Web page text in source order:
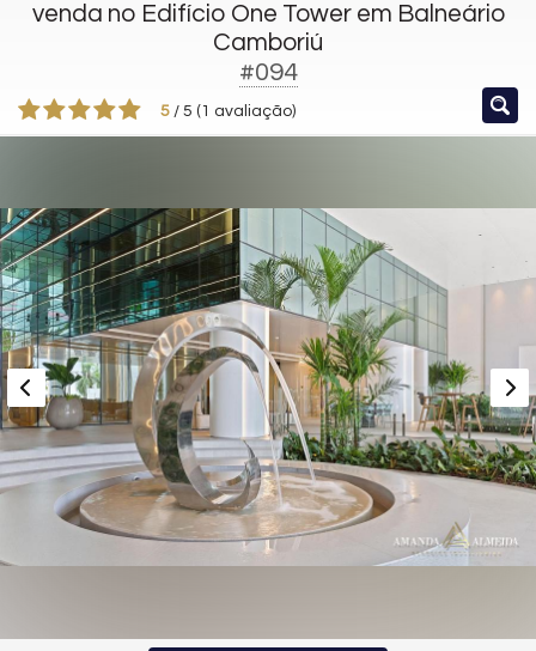
venda no Edifício One Tower em Balneário
Camboriú
#094
5 / 5 ( 1 avaliação)